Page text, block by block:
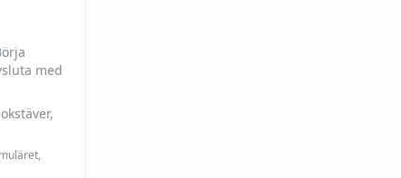
med